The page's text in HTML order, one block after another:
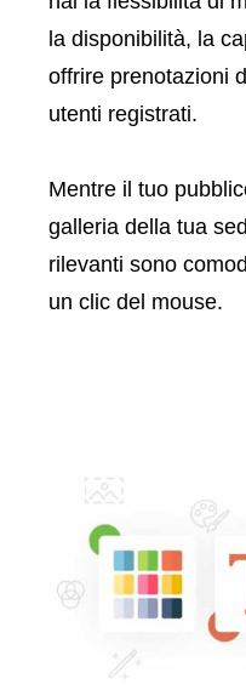
la disponibilità, la
offrire prenotazioni
utenti registrati.
Mentre il tuo
galleria della tua
rilevanti sono
un clic del mouse.